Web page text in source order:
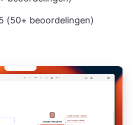
(50+ beoordelingen)